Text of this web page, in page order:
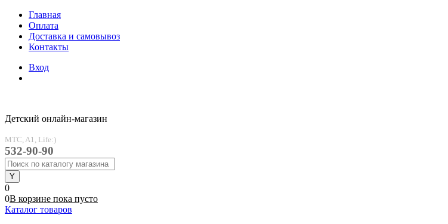
Главная
Оплата
Доставка и самовывоз
Контакты
Вход
Детский онлайн-магазин
MTC, A1, Life:)
532-90-90
0
0В корзине пока пусто
Каталог товаров